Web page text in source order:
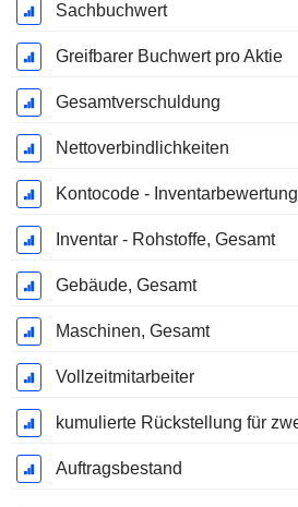
Sachbuchwert
Greifbarer Buchwert pro Aktie
Gesamtverschuldung
Nettoverbindlichkeiten
Kontocode - Inventarbewertung
Inventar - Rohstoffe, Gesamt
Gebäude, Gesamt
Maschinen, Gesamt
Vollzeitmitarbeiter
Auftragsbestand